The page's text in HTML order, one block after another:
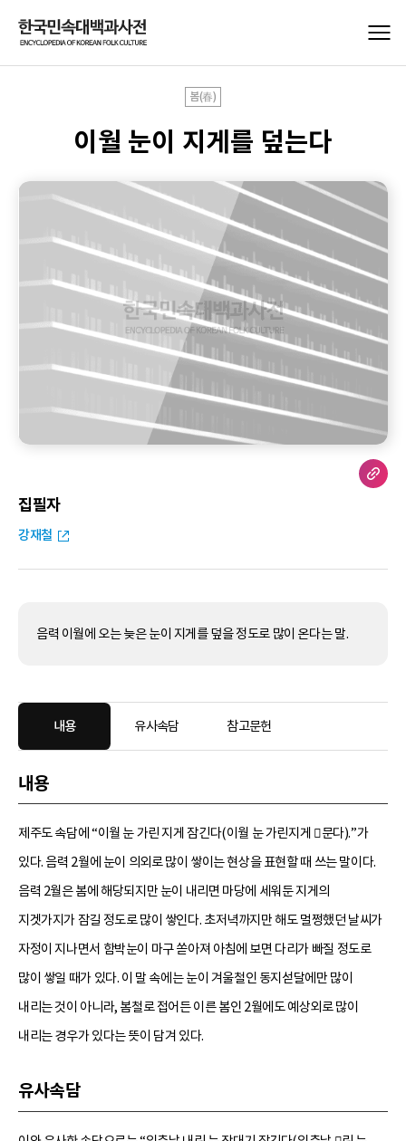
봄(春)
이월 눈이 지게를 덮는다
집필자
강재철
음력 이월에 오는 늦은 눈이 지게를 덮을 정도로 많이 온다는 말.
내용 유사속담 참고문헌
내용
제주도 속담에 “이월 눈 가린 지게 잠긴다(이월 눈 가린지게 문다).”가
있다. 음력 2월에 눈이 의외로 많이 쌓이는 현상을 표현할 때 쓰는 말이다.
음력 2월은 봄에 해당되지만 눈이 내리면 마당에 세워둔 지게의
지겟가지가 잠길 정도로 많이 쌓인다. 초저녁까지만 해도 멀쩡했던 날씨가
자정이 지나면서 함박눈이 마구 쏟아져 아침에 보면 다리가 빠질 정도로
많이 쌓일 때가 있다. 이 말 속에는 눈이 겨울철인 동지섣달에만 많이
내리는 것이 아니라, 봄철로 접어든 이른 봄인 2월에도 예상외로 많이
내리는 경우가 있다는 뜻이 담겨 있다.
유사속담